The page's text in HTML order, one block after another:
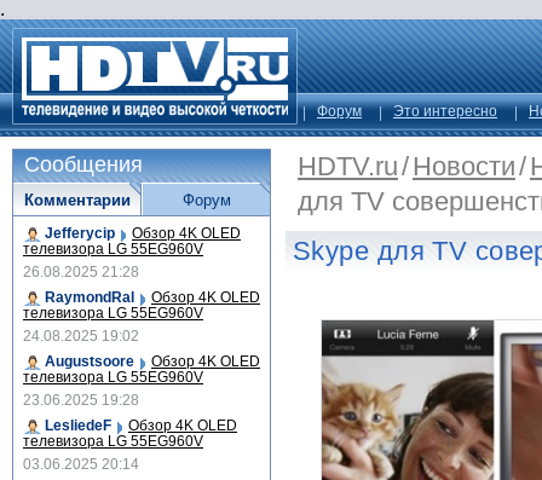
.
Форум Это интересно
HDTV.ru/Новости/
для TV
Skype для TV
Сообщения
Комментарии
Jefferycip Обзор 4K OLED
телевизора LG 55EG960V
26.08.2025 21:28
RaymondRal
Обзор 4K OLED
телевизора LG 55EG960V
24.08.2025 19:02
Augustsoore
Обзор 4K OLED
телевизора LG 55EG960V
23.06.2025 19:28
LesliedeF
Обзор 4K OLED
телевизора LG 55EG960V
03.06.2025 20:14
Форум